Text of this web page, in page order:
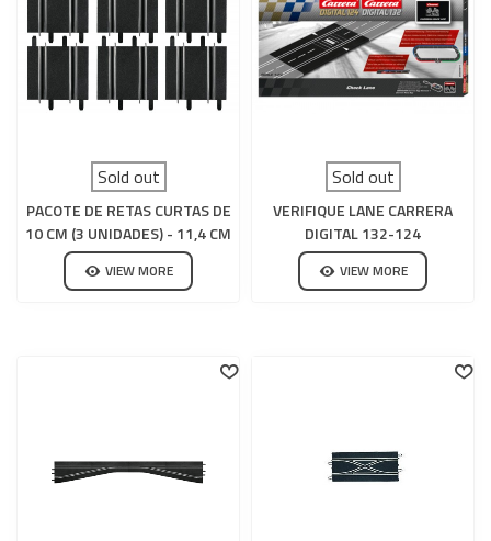
Sold out
PACOTE DE RETAS CURTAS DE
10 CM (3 UNIDADES) - 11,4 CM
(3 UNIDADES) CARRERA GO
VIEW MORE
Sold out
VERIFIQUE LANE CARRERA
DIGITAL 132-124
VIEW MORE